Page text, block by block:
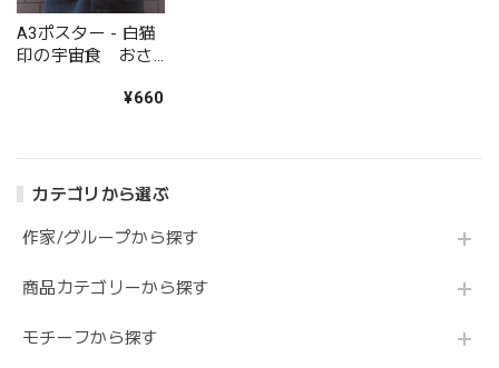
カテゴリから選ぶ
作家/グループから探す
商品カテゴリーから探す
モチーフから探す
A3ポスター - 白猫
印の宇宙食 おさ
¥660